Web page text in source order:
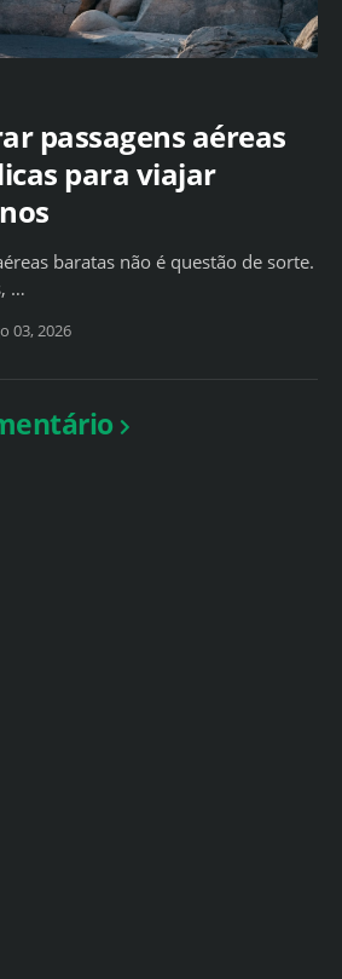
passagens aéreas
para viajar
baratas não é questão de sorte.
…
03, 2026